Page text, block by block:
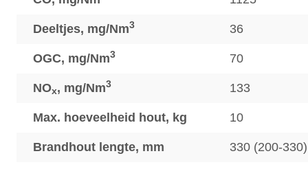
Deeltjes, mg/Nm3 36
OGC, mg/Nm3 70
NOx, mg/Nm3 133
Max. hoeveelheid hout, kg 10
Brandhout lengte, mm 330 (200-330)